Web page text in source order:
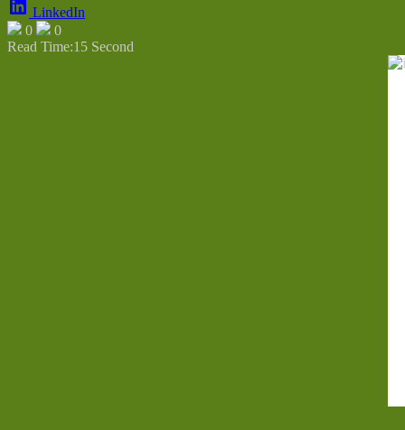
LinkedIn
0
0
Read Time:15 Second